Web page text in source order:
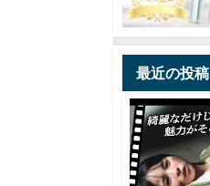
最近の投稿